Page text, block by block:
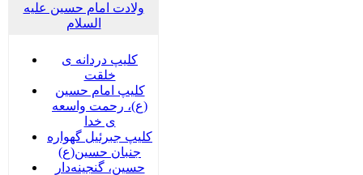
ولادت امام حسین علیه
السلام
کلیپ دردانه ی
خلقت
کلیپ امام حسین
(ع)، رحمت واسعه
ی خدا
کلیپ جبرئیل گهواره
جنبان حسین(ع)
حسین، گنجینه‌دار